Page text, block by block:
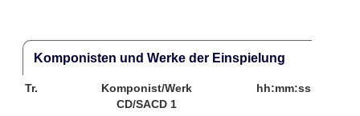
Komponisten und Werke der Einspielung
Tr. Komponist/Werk
hh:mm:ss
CD/SACD 1